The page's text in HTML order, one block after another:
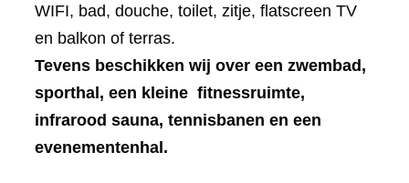
WIFI, bad, douche, toilet, zitje, flatscreen TV
en balkon of terras.
Tevens beschikken wij over een zwembad,
sporthal, een kleine fitnessruimte,
infrarood sauna, tennisbanen en een
evenementenhal.